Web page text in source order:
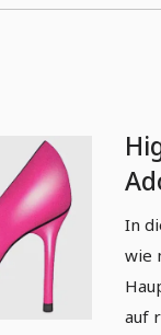
In
wie
auf